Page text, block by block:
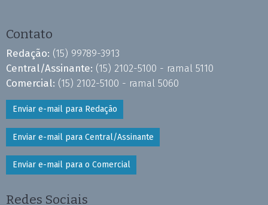
Contato
Redação: (15) 99789-3913
Central/Assinante: (15) 2102-5100 - ramal 5110
Comercial: (15) 2102-5100 - ramal 5060
Enviar e-mail para Redação
Enviar e-mail para Central/Assinante
Enviar e-mail para o Comercial
Redes Sociais